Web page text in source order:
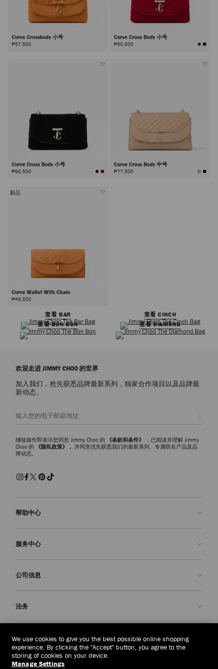
Curve Crossbody 小号
₱57,500
Curve Cross Body 小号
₱60,500
Curve Cross Body 小号
₱60,500
Curve Cross Body 中号
₱77,500
新品
Curve Wallet With Chain
₱49,500
查看 BAR
查看 CINCH
查看 BON BON
查看 DIAMOND
欢迎走进 JIMMY CHOO 的世界
加入我们，抢先获悉品牌最新系列，独家合作项目以及品牌最
新动态。
继续操作即表示您同意 Jimmy Choo 的 《条款和条件》
，已阅读并理解 Jimmy
Choo 的
《隐私政策》， 并同意优先获悉我们的最新系列、专属联名产品及品
牌动态。
帮助中心
常见问题解答
提交退货
送货
服务中心
定制服务
保修服务
公司信息
我们的历史
我们的影响与责任
我們的影響與責任
法务
条款与条件
被遗忘权
菲律宾(₱)
We use cookies to give you the best possible online shopping
experience. By clicking the "Accept" button, you agree to the
storing of cookies on your device.
Manage Settings